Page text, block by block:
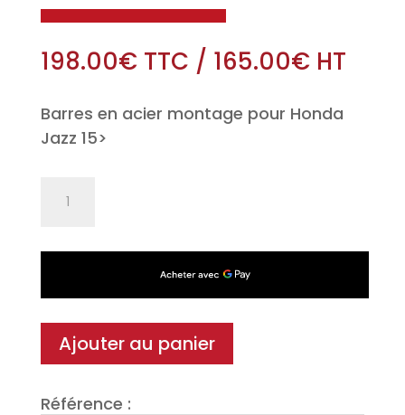
198.00€TTC / 165.00€HT
Barres en acier montage pour Honda
Jazz 15>
toit
en
Ajouter au panier
Référence :